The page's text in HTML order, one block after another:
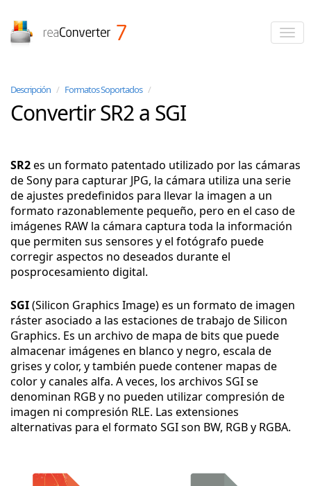
Descripción / Formatos Soportados /
Convertir SR2 a SGI
SR2es un formato patentado utilizado por las cámaras
de Sony para capturar JPG, la cámara utiliza una serie
de ajustes predefinidos para llevar la imagen a un
formato razonablemente pequeño, pero en el caso de
imágenes RAW la cámara captura toda la información
que permiten sus sensores y el fotógrafo puede
corregir aspectos no deseados durante el
posprocesamiento digital.
SGI(Silicon Graphics Image) es un formato de imagen
ráster asociado a las estaciones de trabajo de Silicon
Graphics. Es un archivo de mapa de bits que puede
almacenar imágenes en blanco y negro, escala de
grises y color, y también puede contener mapas de
color y canales alfa. A veces, los archivos SGI se
denominan RGB y no pueden utilizar compresión de
imagen ni compresión RLE. Las extensiones
alternativas para el formato SGI son BW, RGB y RGBA.